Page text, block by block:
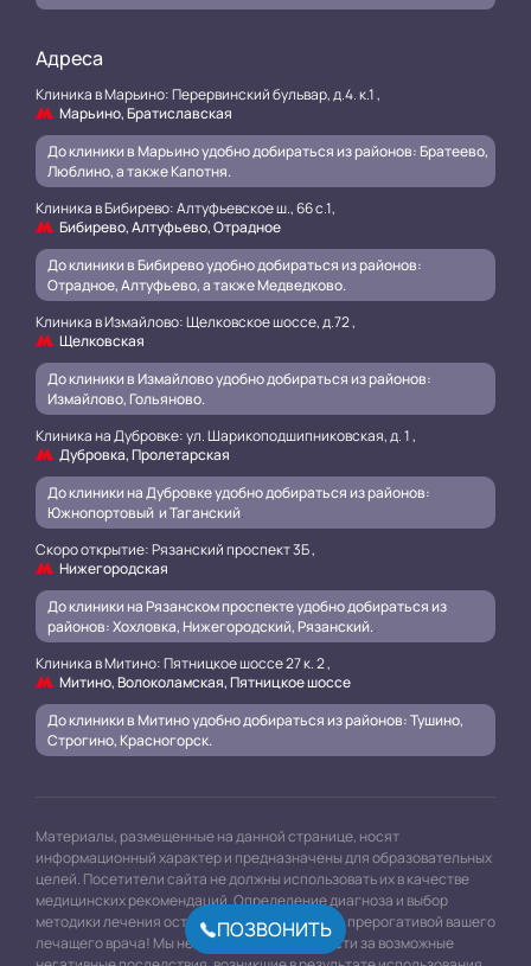
Адреса
Клиника в Марьино: Перервинский бульвар, д.4. к.1 ,
Марьино, Братиславская
До клиники в Марьино удобно добираться из районов: Братеево,
Люблино, а также Капотня.
Клиника в Бибирево: Алтуфьевское ш., 66 с.1,
Бибирево, Алтуфьево, Отрадное
До клиники в Бибирево удобно добираться из районов:
Отрадное, Алтуфьево, а также Медведково.
Клиника в Измайлово: Щелковское шоссе, д.72 ,
Щелковская
До клиники в Измайлово удобно добираться из районов:
Измайлово, Гольяново.
Клиника на Дубровке: ул. Шарикоподшипниковская, д. 1 ,
Дубровка, Пролетарская
До клиники на Дубровке удобно добираться из районов:
Южнопортовый и Таганский.
Скоро открытие: Рязанский проспект 3Б ,
Нижегородская
До клиники на Рязанском проспекте удобно добираться из
районов: Хохловка, Нижегородский, Рязанский..
Клиника в Митино: Пятницкое шоссе 27 к. 2 ,
Митино, Волоколамская, Пятницкое шоссе
До клиники в Митино удобно добираться из районов: Тушино,
Строгино, Красногорск.
Материалы, размещенные на данной странице, носят
информационный характер и предназначены для образовательных
целей. Посетители сайта не должны использовать их в качестве
медицинских рекомендаций. Определение диагноза и выбор
методики лечения остается исключительной прерогативой вашего
лечащего врача! Мы не несём ответственности за возможные
ПОЗВОНИТЬ